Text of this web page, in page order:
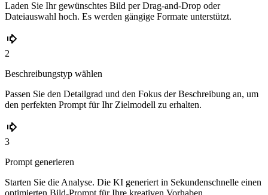
Laden Sie Ihr gewünschtes Bild per Drag-and-Drop oder
Dateiauswahl hoch. Es werden gängige Formate unterstützt.
2
Beschreibungstyp wählen
Passen Sie den Detailgrad und den Fokus der Beschreibung an, um
den perfekten Prompt für Ihr Zielmodell zu erhalten.
3
Prompt generieren
Starten Sie die Analyse. Die KI generiert in Sekundenschnelle einen